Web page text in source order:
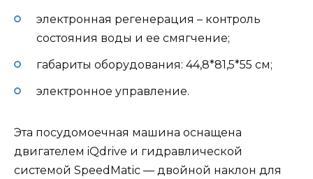
электронная регенерация – контроль
состояния воды и ее смягчение;
габариты оборудования: 44,8*81,5*55 см;
электронное управление.
Эта посудомоечная машина оснащена
двигателем iQdrive и гидравлической
системой SpeedMatic — двойной наклон для